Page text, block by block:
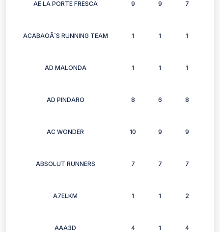
AE LA PORTE FRESCA 9 9 7
ACABAOÂ´S RUNNING TEAM 1 1 1
AD MALONDA 1 1 1
AD PINDARO 8 6 8
AC WONDER 10 9 9
ABSOLUT RUNNERS 7 7 7
A7ELKM 1 1 2
AAA3D 4 1 4